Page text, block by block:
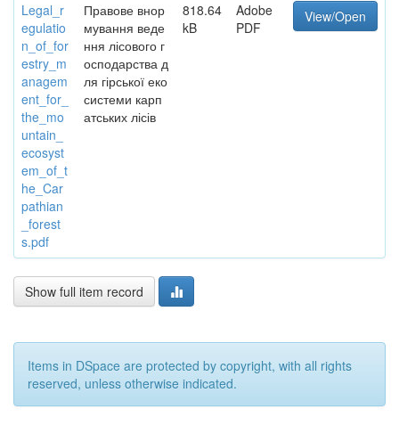
Legal_r
egulatio
n_of_for
estry_m
anagem
ent_for_
the_mo
untain_
ecosyst
em_of_t
he_Car
pathian
_forest
s.pdf
Правове внор
мування веде
ння лісового г
осподарства д
ля гірської еко
системи карп
атських лісів
818.64
kB
Adobe
PDF
View/Open
Show full item record
Items in DSpace are protected by copyright, with all rights
reserved, unless otherwise indicated.